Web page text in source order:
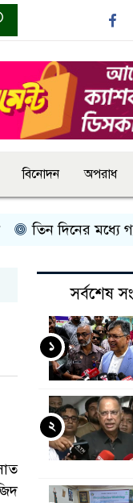
বিনোদন অপরাধ
দিনের মধ্যে গ্যাস
সর্বশেষ
১
২